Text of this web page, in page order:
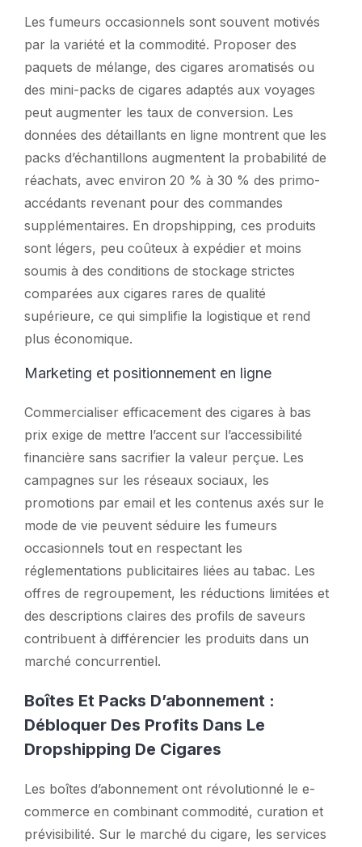
Les fumeurs occasionnels sont souvent motivés
par la variété et la commodité. Proposer des
paquets de mélange, des cigares aromatisés ou
des mini-packs de cigares adaptés aux voyages
peut augmenter les taux de conversion. Les
données des détaillants en ligne montrent que les
packs d’échantillons augmentent la probabilité de
réachats, avec environ 20 % à 30 % des primo-
accédants revenant pour des commandes
supplémentaires. En dropshipping, ces produits
sont légers, peu coûteux à expédier et moins
soumis à des conditions de stockage strictes
comparées aux cigares rares de qualité
supérieure, ce qui simplifie la logistique et rend
plus économique.
Marketing et positionnement en ligne
Commercialiser efficacement des cigares à bas
prix exige de mettre l’accent sur l’accessibilité
financière sans sacrifier la valeur perçue. Les
campagnes sur les réseaux sociaux, les
promotions par email et les contenus axés sur le
mode de vie peuvent séduire les fumeurs
occasionnels tout en respectant les
réglementations publicitaires liées au tabac. Les
offres de regroupement, les réductions limitées et
des descriptions claires des profils de saveurs
contribuent à différencier les produits dans un
marché concurrentiel.
Boîtes Et Packs D’abonnement :
Débloquer Des Profits Dans Le
Dropshipping De Cigares
Les boîtes d’abonnement ont révolutionné le e-
commerce en combinant commodité, curation et
prévisibilité. Sur le marché du cigare, les services